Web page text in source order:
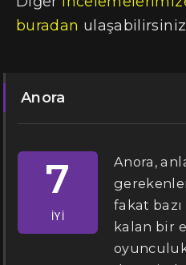
buradan
Anora
7
İYI
Anora,
fakat
kalan bir